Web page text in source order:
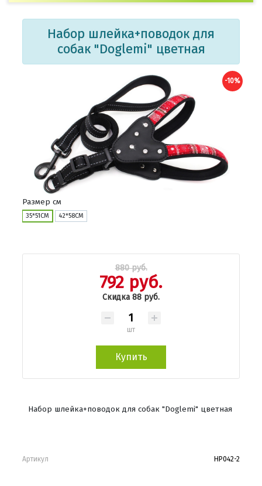
Набор шлейка+поводок для
собак "Doglemi" цветная
-10%
Размер см
35*51СМ 42*58СМ
880 руб.
792 руб.
Скидка 88 руб.
шт
Купить
Набор шлейка+поводок для собак "Doglemi" цветная
Артикул HP042-2